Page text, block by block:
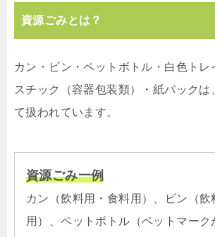
資源ごみとは？
カン・ビン・ペットボトル・白色トレ
スチック（容器包装類）・紙パックは
て扱われています。
資源ごみ一例
カン（飲料用・食料用）、ビン（飲
用）、ペットボトル（ペットマーク